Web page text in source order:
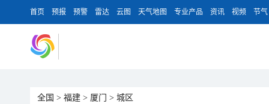
首页 预报 预警 雷达 云图 天气地图 专业产品 资讯 视频 节气
全国 > 福建 > 厦门 > 城区